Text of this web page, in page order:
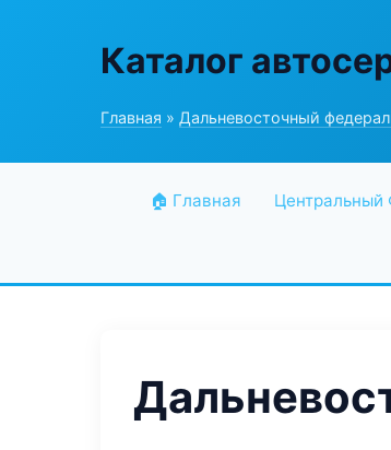
Каталог
Главная » Дальневосточный
🏠 Главная